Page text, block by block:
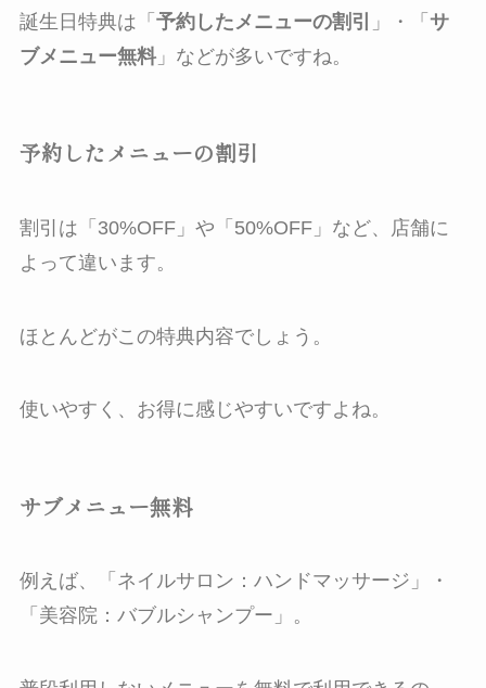
誕生日特典は「 予約したメニューの割引 」・「 サ
ブメニュー無料」などが多いですね。
予約したメニューの割引
割引は「30%OFF」や「50%OFF」など、店舗に
よって違います。
ほとんどがこの特典内容でしょう。
使いやすく、お得に感じやすいですよね。
サブメニュー無料
例えば、「ネイルサロン：ハンドマッサージ」・
「美容院：バブルシャンプー」。